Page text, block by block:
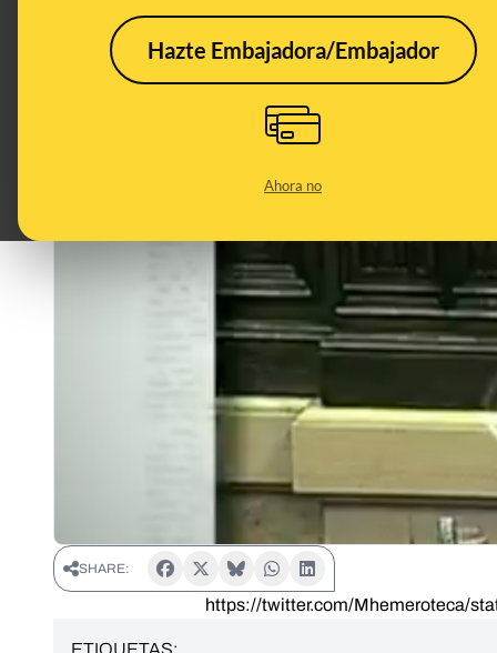
Hazte Embajadora/Embajador
Ahora no
SHARE:
https://twitter.com/Mhemeroteca/